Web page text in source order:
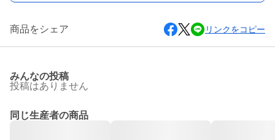
商品をシェア リンクをコピー
みんなの投稿
投稿はありません
同じ生産者の商品